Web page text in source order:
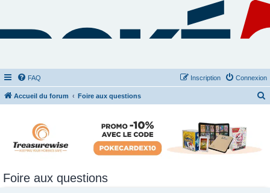
FAQ Connexion
Inscription
Accueil du forum Foire aux questions
Foire aux questions